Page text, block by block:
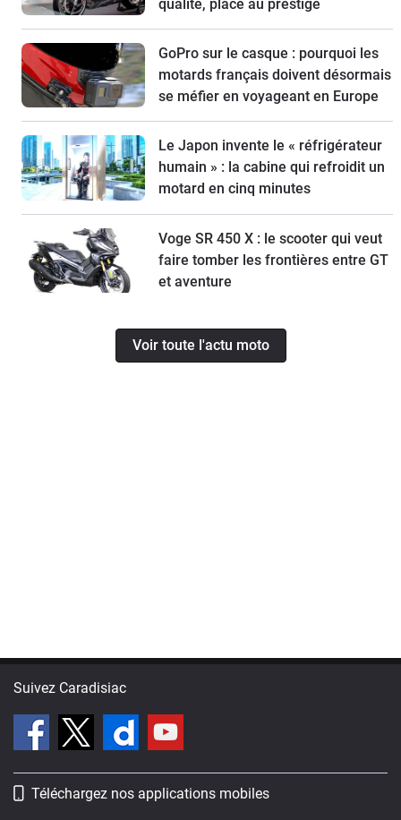
qualité, place au prestige
GoPro sur le casque : pourquoi les
motards français doivent désormais
se méfier en voyageant en Europe
Le Japon invente le « réfrigérateur
humain » : la cabine qui refroidit un
motard en cinq minutes
Voge SR 450 X : le scooter qui veut
faire tomber les frontières entre GT
et aventure
Voir toute l'actu moto
Suivez Caradisiac
Téléchargez nos applications mobiles